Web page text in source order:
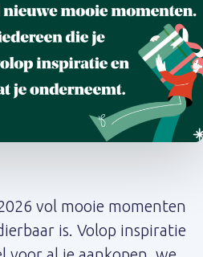
vol mooie momenten
is. Volop inspiratie